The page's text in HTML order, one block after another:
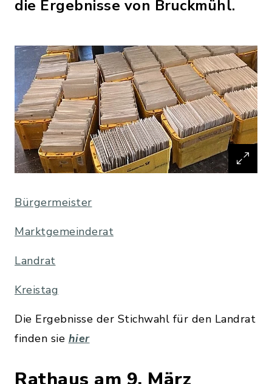
die Ergebnisse von Bruckmühl.
Bürgermeister
Marktgemeinderat
Landrat
Kreistag
Die Ergebnisse der Stichwahl für den Landrat
finden sie hier